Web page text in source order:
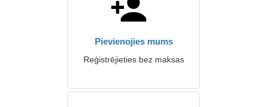
Pievienojies mums
Reģistrējieties bez maksas